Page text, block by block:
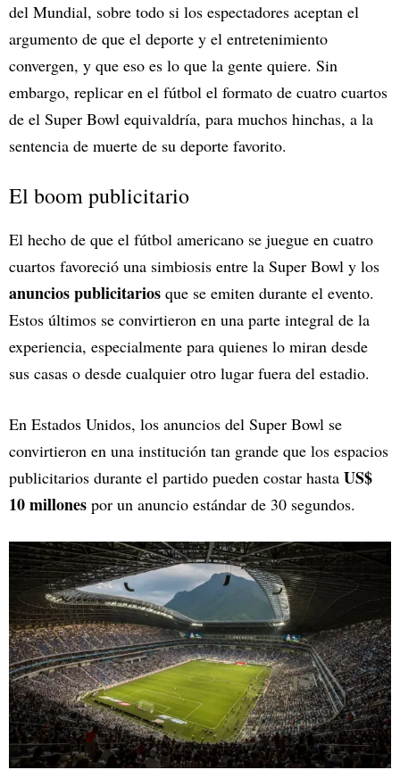
del Mundial, sobre todo si los espectadores aceptan el
argumento de que el deporte y el entretenimiento
convergen, y que eso es lo que la gente quiere. Sin
embargo, replicar en el fútbol el formato de cuatro cuartos
de el Super Bowl equivaldría, para muchos hinchas, a la
sentencia de muerte de su deporte favorito.
El boom publicitario
El hecho de que el fútbol americano se juegue en cuatro
cuartos favoreció una simbiosis entre la Super Bowl y los
anuncios publicitarios que se emiten durante el evento.
Estos últimos se convirtieron en una parte integral de la
experiencia, especialmente para quienes lo miran desde
sus casas o desde cualquier otro lugar fuera del estadio.
En Estados Unidos, los anuncios del Super Bowl se
convirtieron en una institución tan grande que los espacios
publicitarios durante el partido pueden costar hasta US$
10 millones por un anuncio estándar de 30 segundos.